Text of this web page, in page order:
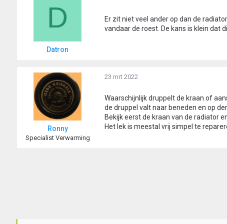
D
Datron
Er zit niet veel ander op dan de
vandaar de roest. De kans is klein dat
Ronny
Specialist Verwarming
23 mrt 2022
Waarschijnlijk druppelt de kraan of
de druppel valt naar beneden en op
Bekijk eerst de kraan van de radiator
Het lek is meestal vrij simpel te